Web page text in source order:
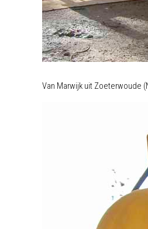
Van Marwijk uit Zoeterwoude